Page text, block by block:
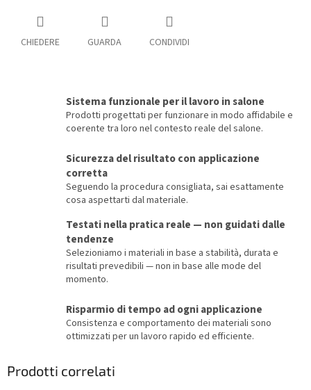
CHIEDERE GUARDA CONDIVIDI
Sistema funzionale per il lavoro in salone
Prodotti progettati per funzionare in modo affidabile e
coerente tra loro nel contesto reale del salone.
Sicurezza del risultato con applicazione
corretta
Seguendo la procedura consigliata, sai esattamente
cosa aspettarti dal materiale.
Testati nella pratica reale — non guidati dalle
tendenze
Selezioniamo i materiali in base a stabilità, durata e
risultati prevedibili — non in base alle mode del
momento.
Risparmio di tempo ad ogni applicazione
Consistenza e comportamento dei materiali sono
ottimizzati per un lavoro rapido ed efficiente.
Prodotti correlati